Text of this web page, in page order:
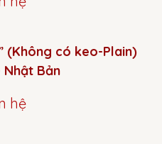
(Không có keo-Plain)
Nhật Bản
hệ